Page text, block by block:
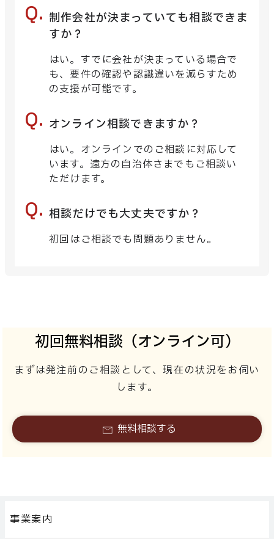
制作会社が決まっていても相談できま
すか？
はい。すでに会社が決まっている場合で
も、要件の確認や認識違いを減らすため
の支援が可能です。
オンライン相談できますか？
はい。オンラインでのご相談に対応して
います。遠方の自治体さまでもご相談い
ただけます。
相談だけでも大丈夫ですか？
初回はご相談でも問題ありません。
初回無料相談（オンライン可）
まずは発注前のご相談として、現在の状況をお伺い
します。
無料相談する
事業案内